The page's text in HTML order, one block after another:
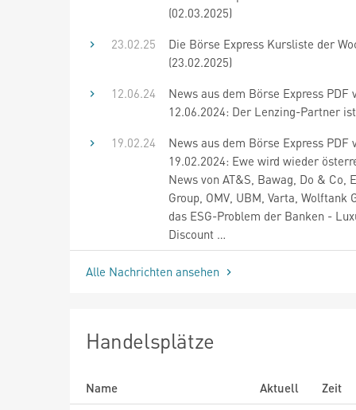
(02.03.2025)
23.02.25
Die Börse Express Kursliste der
(23.02.2025)
12.06.24
News aus dem Börse Express PDF
12.06.2024: Der Lenzing-Partner
19.02.24
News aus dem Börse Express PDF
19.02.2024: Ewe wird wieder
News von AT&S, Bawag, Do & Co,
Group, OMV, UBM, Varta, Wolftank
das ESG-Problem der Banken -
Discount …
Alle Nachrichten ansehen
Handelsplätze
Name Aktuell
Zeit